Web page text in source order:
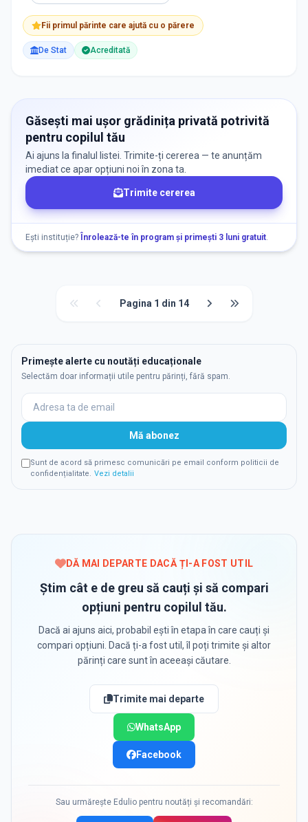
Fii primul părinte care ajută cu o părere
De Stat Acreditată
Găsești mai ușor grădinița privată potrivită
pentru copilul tău
Ai ajuns la finalul listei. Trimite-ți cererea — te anunțăm
imediat ce apar opțiuni noi în zona ta.
Trimite cererea
Ești instituție? Înrolează-te în program și primești 3 luni gratuit.
Pagina 1 din 14
Primește alerte cu noutăți educaționale
Selectăm doar informații utile pentru părinți, fără spam.
Mă abonez
Sunt de acord să primesc comunicări pe email conform politicii de
confidențialitate. Vezi detalii
DĂ MAI DEPARTE DACĂ ȚI-A FOST UTIL
Știm cât e de greu să cauți și să compari
opțiuni pentru copilul tău.
Dacă ai ajuns aici, probabil ești în etapa în care cauți și
compari opțiuni. Dacă ți-a fost util, îl poți trimite și altor
părinți care sunt în aceeași căutare.
Trimite mai departe
WhatsApp
Facebook
Sau urmărește Edulio pentru noutăți și recomandări: